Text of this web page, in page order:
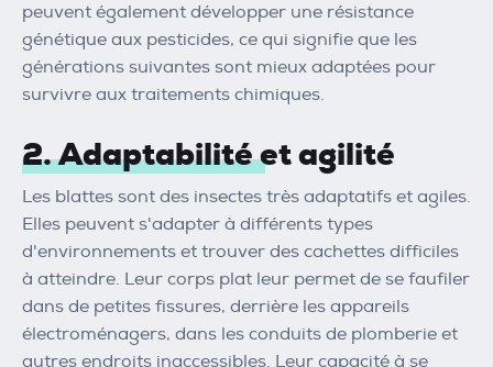
peuvent également développer une résistance
génétique aux pesticides, ce qui signifie que les
générations suivantes sont mieux adaptées pour
survivre aux traitements chimiques.
2. Adaptabilité et agilité
Les blattes sont des insectes très adaptatifs et agiles.
Elles peuvent s'adapter à différents types
d'environnements et trouver des cachettes difficiles
à atteindre. Leur corps plat leur permet de se faufiler
dans de petites fissures, derrière les appareils
électroménagers, dans les conduits de plomberie et
autres endroits inaccessibles. Leur capacité à se